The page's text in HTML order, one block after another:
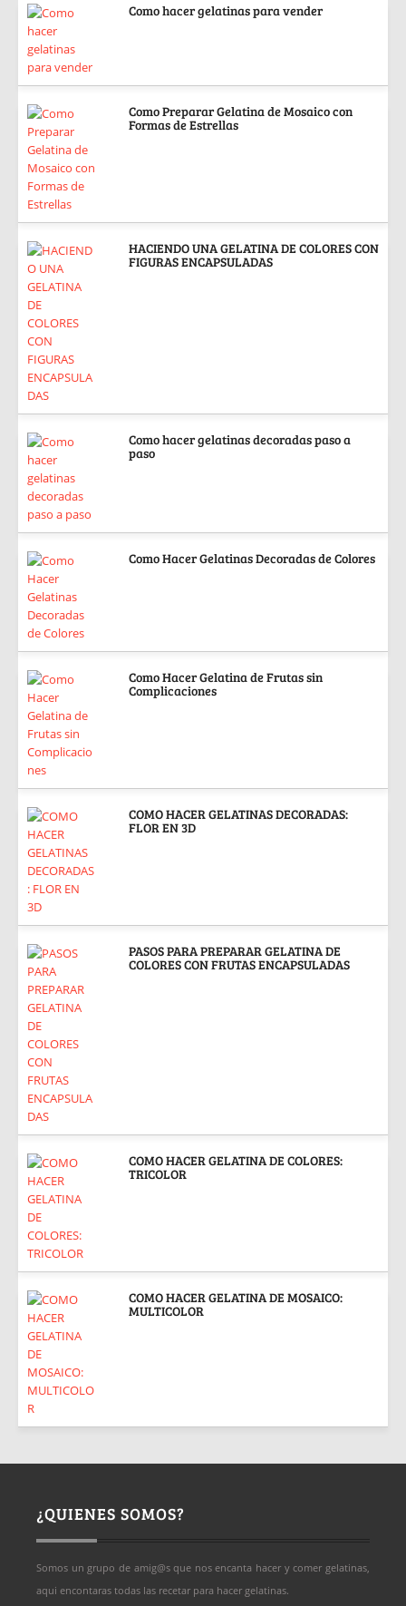
Como hacer gelatinas para vender
Como Preparar Gelatina de Mosaico con
Formas de Estrellas
HACIENDO UNA GELATINA DE COLORES CON
FIGURAS ENCAPSULADAS
Como hacer gelatinas decoradas paso a
paso
Como Hacer Gelatinas Decoradas de Colores
Como Hacer Gelatina de Frutas sin
Complicaciones
COMO HACER GELATINAS DECORADAS:
FLOR EN 3D
PASOS PARA PREPARAR GELATINA DE
COLORES CON FRUTAS ENCAPSULADAS
COMO HACER GELATINA DE COLORES:
TRICOLOR
COMO HACER GELATINA DE MOSAICO:
MULTICOLOR
¿QUIENES SOMOS?
Somos un grupo de amig@s que nos encanta hacer y comer gelatinas,
aqui encontaras todas las recetar para hacer gelatinas.